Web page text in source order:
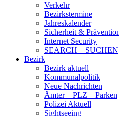
Verkehr
Bezirkstermine
Jahreskalender
Sicherheit &
Internet Security
SEARCH – SUCHEN
Bezirk
Bezirk aktuell
Kommunalpolitik
Neue Nachrichten
Ämter – PLZ – Parken
Polizei Aktuell
Sightseeing